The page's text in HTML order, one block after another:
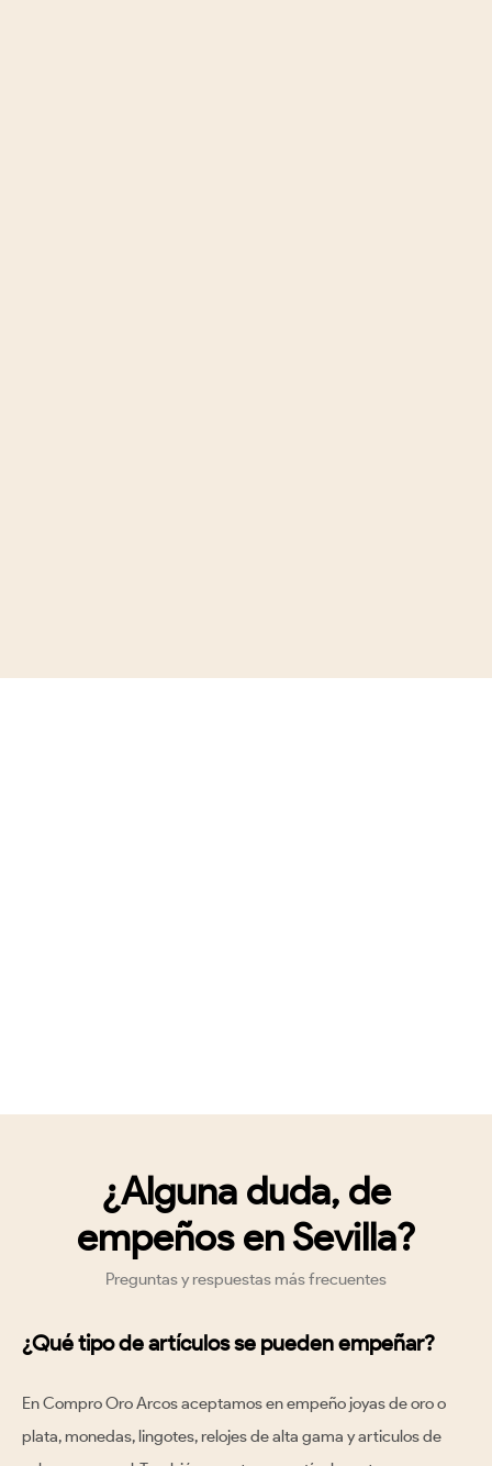
¿Alguna duda, de
empeños en Sevilla?
Preguntas y respuestas más frecuentes
¿Qué tipo de artículos se pueden empeñar?
En Compro Oro Arcos aceptamos en empeñojoyas de oro o
plata, monedas, lingotes, relojes de alta gama y articulos de